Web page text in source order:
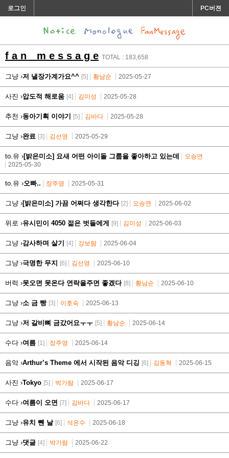
로그인 PC버젼
f a n m e s s a g e TOTAL : 183,658
그냥 ›저 낼장가계가요^^ [5] 황남순 2025-05-27
사진 ›압도적 해로움 [4] 김미성 2025-05-28
추천 ›동아기획 이야기 [5] 김바다 2025-05-28
그냥 ›완료 [3] 김선영 2025-05-29
to.유 ›[밝은미소] 요새 어떤 아이돌 그룹을 좋아하고 있는데
오승연
2025-05-30
to.유 ›오빠.. 장주영 2025-05-31
그냥 ›[밝은미소] 가끔 어쩌다 생각한다 [2] 오승연 2025-06-02
위로 ›유시민이 4050 젊은 벗들에게 [9] 김미성 2025-06-03
그냥 ›감사하며 살기 [4] 강보람 2025-06-04
그냥 ›극명한 무지 [6] 김선영 2025-06-10
버럭 ›못오면 못온다 연락을주면 좋겠다 [8] 황남순 2025-06-10
그냥 ›소 금 빵 [3] 이호숙 2025-06-13
그냥 ›저 갈비뼈 금갔어요ㅜㅜ [5] 황남순 2025-06-14
수다 ›여름 [1] 장주영 2025-06-14
음악 ›Arthur’s Theme 에서 시작된 음악 디깅 [6] 김동혁 2025-06-15
사진 ›Tokyo [5] 박가람 2025-06-17
수다 ›여름이 오면 [7] 김바다 2025-06-17
그냥 ›유치 뺀 날 [6] 석은수 2025-06-18
그냥 ›댓글 [4] 박가람 2025-06-22